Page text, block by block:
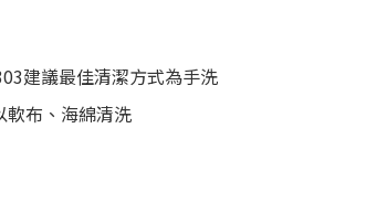
建議最佳清潔方式為手洗
軟布、海綿清洗